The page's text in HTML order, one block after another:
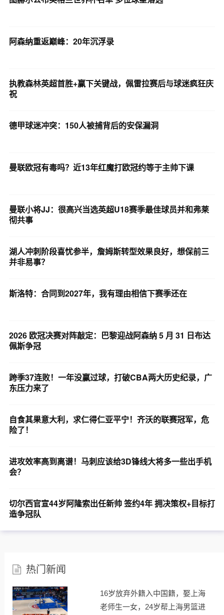
阿森纳重返巅峰：20年沉浮录
执教森林英超首胜+赢下关键战，佩雷拉赛后与球迷疯狂庆
祝
德甲球迷冲突：150人被捕背后的安保漏洞
曼联欧冠有毒吗？近13年红魔打欧冠约等于主帅下课
曼联小将JJ：很高兴当选英超U18赛季最佳球员并和弗莱
彻共事
湖人冲刺阶段喜忧参半，詹姆斯转型效果良好，想保前三
并非易事？
斯洛特：合同到2027年，我有理由相信下赛季还在
2026 欧冠决赛对阵敲定：巴黎迎战阿森纳 5 月 31 日布达
佩斯争冠
跨季37连败！一年没赢过球，打破CBA两大历史纪录，广
东压力来了
自食其果意大利，求仁得仁亚平宁！齐沃的联赛冠军，危
险了！
进攻效率高到离谱！马刺应该给3D锋线大将多一些出手机
会？
切尔西官宣44岁阿隆索出任新帅 签约4年 拥决策权+目标打
造争冠队
热门新闻
16岁放弃外籍入中国籍，娶上海
老师生一女，24岁帮上海男篮进